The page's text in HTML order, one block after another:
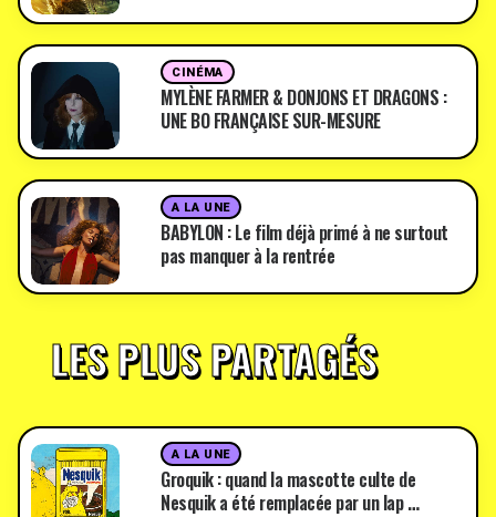
CINÉMA
MYLÈNE FARMER & DONJONS ET DRAGONS :
UNE BO FRANÇAISE SUR-MESURE
A LA UNE
BABYLON : Le film déjà primé à ne surtout
pas manquer à la rentrée
LES PLUS PARTAGÉS
A LA UNE
Groquik : quand la mascotte culte de
Nesquik a été remplacée par un lap …